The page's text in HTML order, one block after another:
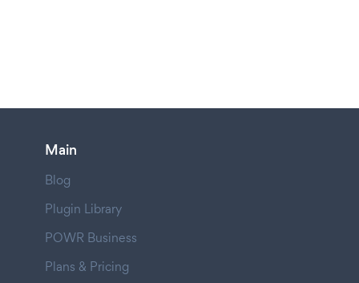
Main
Blog
Plugin Library
POWR Business
Plans & Pricing